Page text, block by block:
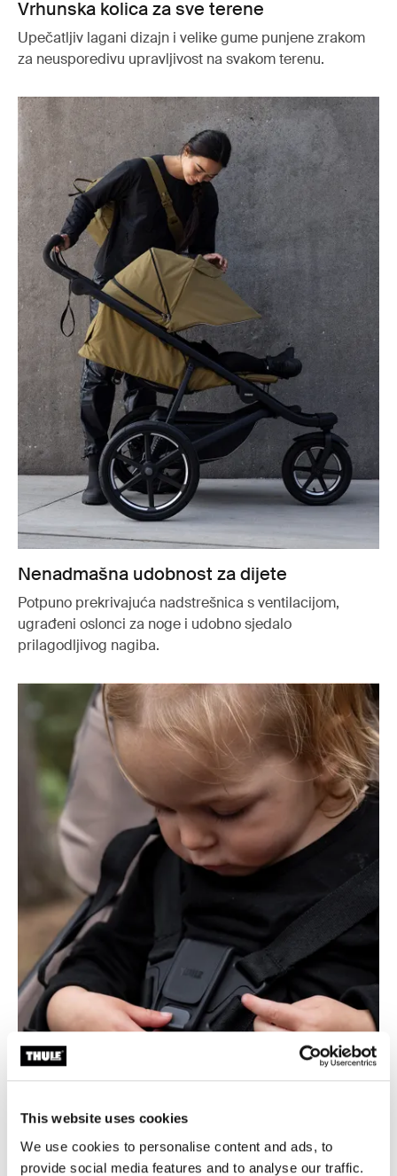
This website uses cookies
We use cookies to personalise content and ads, to
provide social media features and to analyse our traffic.
Vrhunska kolica za sve terene
Upečatljiv lagani dizajn i velike gume punjene zrakom
za neusporedivu upravljivost na svakom terenu.
Nenadmašna udobnost za dijete
Potpuno prekrivajuća nadstrešnica s ventilacijom,
ugrađeni oslonci za noge i udobno sjedalo
prilagodljivog nagiba.
Sigurnost bez premca